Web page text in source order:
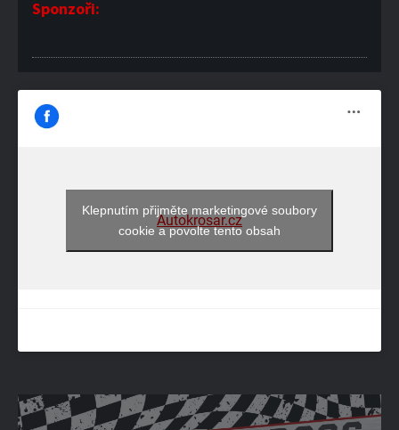
Sponzoři:
Autokrosar.cz
Klepnutím přijměte marketingové soubory
cookie a povolte tento obsah